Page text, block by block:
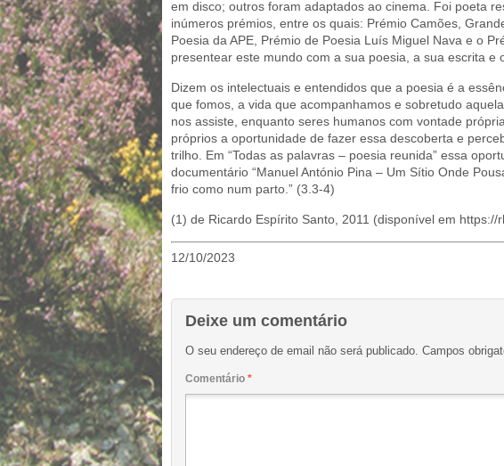
em disco; outros foram adaptados ao cinema. Foi poeta
inúmeros prémios, entre os quais: Prémio Camões,
Poesia da APE, Prémio de Poesia Luís Miguel Nava e o
presentear este mundo com a sua poesia, a sua escrita e
Dizem os intelectuais e entendidos que a poesia é a
que fomos, a vida que acompanhamos e sobretudo
nos assiste, enquanto seres humanos com vontade
próprios a oportunidade de fazer essa descoberta e
trilho. Em “Todas as palavras – poesia reunida” essa
documentário “Manuel António Pina – Um Sítio Onde
frio como num parto.” (3.3-4)
(1) de Ricardo Espírito Santo, 2011 (disponível em https://
12/10/2023
Deixe um comentário
O seu endereço de email não será publicado. Campos
Comentário *